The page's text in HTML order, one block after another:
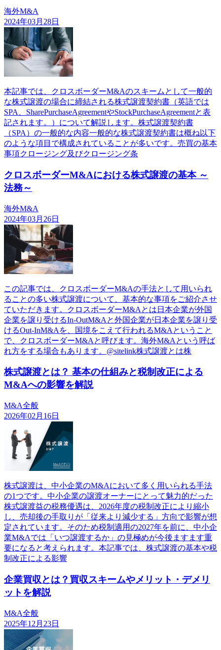
海外M&A
2024年03月28日
本記事では、クロスボーダーM&Aのスキームとして一般的
な株式譲渡の場合に締結される株式譲渡契約書（英語では
SPA、SharePurchaseAgreementやStockPurchaseAgreementと表
記されます。）について解説します。株式譲渡契約書
（SPA）の一般的な内容一般的な株式譲渡契約書は概ね以下
のような項目で構成されていることが多いです。売買の基本
事項クロージング及びクロージング条
クロスボーダーM&Aにおける株式譲渡の基本 ～
法務～
海外M&A
2024年03月26日
この記事では、クロスボーダーM&Aの手法として用いられ
ることの多い株式譲渡について、基本的な事項をご紹介させ
ていただきます。クロスボーダーM&Aとは日本企業が外国
企業を譲り受けるIn-OutM&Aと外国企業が日本企業を譲り受
けるOut-InM&Aを、国境をこえて行われるM&Aということ
で、クロスボーダーM&Aと呼びます。海外M&Aという呼ば
れ方をする場合もあります。@sitelink株式譲渡とは株
株式譲渡とは？ 基本の仕組みと税制改正による
M&Aへの影響を解説
M&A全般
2026年02月16日
株式譲渡は、中小企業のM&Aにおいて多く用いられる手法
の1つです。中小企業の譲渡オーナーにとって魅力的だった
株式譲渡益の税務優遇は、2026年度の税制改正により縮小
し、売却後の手取りが「従来より減少する」方向で影響が想
定されています。そのため税制適用の2027年を前に、中小企
業M&Aでは「いつ譲渡するか」の見極めが今後ますます重
要になると考えられます。本記事では、株式譲渡の基本や税
制改正による影響
企業買収とは？買収スキームやメリット・デメリ
ットを解説
M&A全般
2025年12月23日